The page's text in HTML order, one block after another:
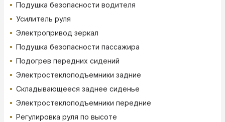
Подушка безопасности водителя
Усилитель руля
Электропривод зеркал
Подушка безопасности пассажира
Подогрев передних сидений
Электростеклоподъемники задние
Складывающееся заднее сиденье
Электростеклоподъемники передние
Регулировка руля по высоте